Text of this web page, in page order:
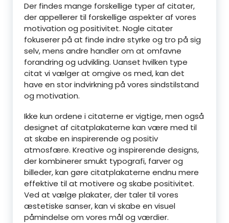
Der findes mange forskellige typer af citater,
der appellerer til forskellige aspekter af vores
motivation og positivitet. Nogle citater
fokuserer på at finde indre styrke og tro på sig
selv, mens andre handler om at omfavne
forandring og udvikling. Uanset hvilken type
citat vi vælger at omgive os med, kan det
have en stor indvirkning på vores sindstilstand
og motivation.
Ikke kun ordene i citaterne er vigtige, men også
designet af citatplakaterne kan være med til
at skabe en inspirerende og positiv
atmosfære. Kreative og inspirerende designs,
der kombinerer smukt typografi, farver og
billeder, kan gøre citatplakaterne endnu mere
effektive til at motivere og skabe positivitet.
Ved at vælge plakater, der taler til vores
æstetiske sanser, kan vi skabe en visuel
påmindelse om vores mål og værdier.